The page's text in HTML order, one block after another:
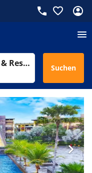
Novotel Palembang - Hotel & Residence Suchen